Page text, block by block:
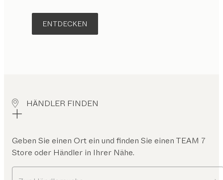
ENTDECKEN
HÄNDLER FINDEN
Geben Sie einen Ort ein und finden Sie einen TEAM 7
Store oder Händler in Ihrer Nähe.